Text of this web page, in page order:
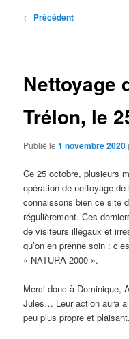
Navigation
← Précédent
Nettoyage
Trélon, le
Publié le1 novembre 2020
Ce 25 octobre, plusieurs
opération de nettoyage
connaissons bien ce site
régulièrement. Ces
de visiteurs illégaux et
qu’on en prenne soin :
« NATURA 2000 ».
Merci donc à Dominique,
Jules… Leur action aura
peu plus propre et plaisant.